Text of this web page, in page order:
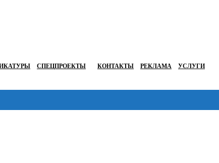
СПЕЦПРОЕКТЫ КОНТАКТЫ РЕКЛАМА УСЛУГИ